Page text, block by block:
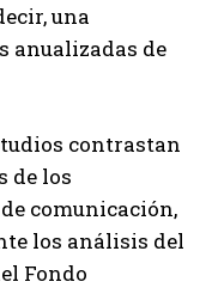
una
anualizadas de
contrastan
de los
comunicación,
los análisis del
Fondo